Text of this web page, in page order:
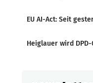
EU AI-Act: Seit
Heiglauer wird